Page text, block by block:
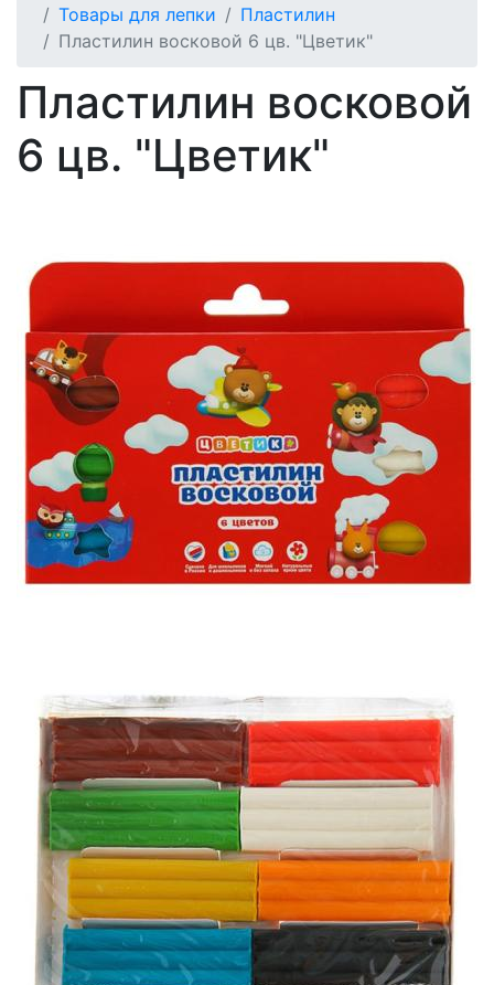
Товары для лепки
Пластилин
Пластилин восковой 6 цв. "Цветик"
Пластилин восковой
6 цв. "Цветик"